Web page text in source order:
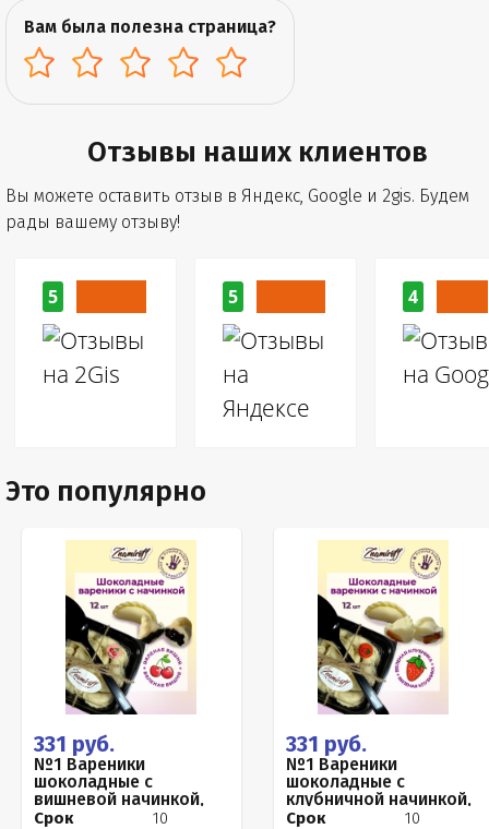
Вам была полезна страница?
Отзывы наших клиентов
Вы можете оставить отзыв в Яндекс, Google и 2gis. Будем
рады вашему отзыву!
5 5 4
Это популярно
331 руб.
№1 Вареники
шоколадные с
вишневой начинкой,
120г
Срок
10
331 руб.
№1 Вареники
шоколадные с
клубничной начинкой,
120г
Срок
10